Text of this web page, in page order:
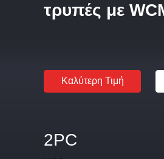
τρυπές με
Καλύτερη Τιμή
2PC